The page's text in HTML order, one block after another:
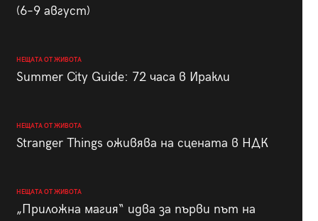
(6–9 август)
НЕЩАТА ОТ ЖИВОТА
Summer City Guide: 72 часа в Иракли
НЕЩАТА ОТ ЖИВОТА
Stranger Things оживява на сцената в НДК
НЕЩАТА ОТ ЖИВОТА
„Приложна магия“ идва за първи път на